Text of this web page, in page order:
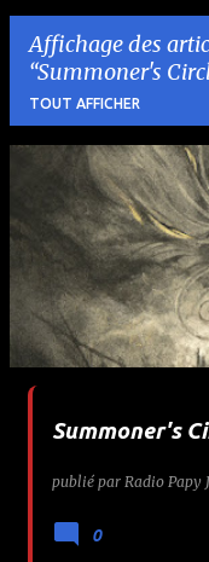
Affichage des
Summoner's
TOUT AFFICHER
r
c
Summoner's
publié par Radio Papy
0